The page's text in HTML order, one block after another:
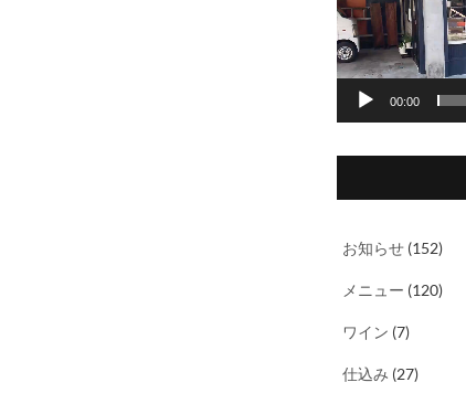
レ
ー
ヤ
00:00
お知らせ (152)
メニュー (120)
ワイン (7)
仕込み (27)